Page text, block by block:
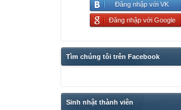
Đăng nhập với VK
Đăng nhập với Google
Tìm chúng tôi trên Facebook
Sinh nhật thành viên